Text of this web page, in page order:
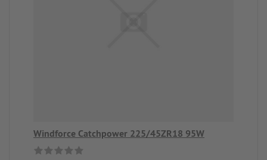
Windforce Catchpower 225/45ZR18 95W